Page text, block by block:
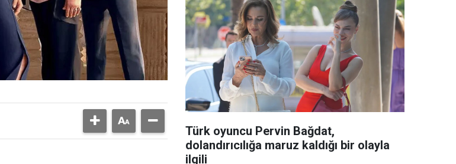
Türk oyuncu Pervin Bağdat,
dolandırıcılığa maruz kaldığı bir olayla
ilgili